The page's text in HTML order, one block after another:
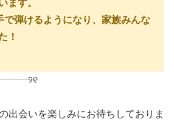
ます。
で弾けるようになり、家族みんな
！
出会いを楽しみにお待ちしておりま